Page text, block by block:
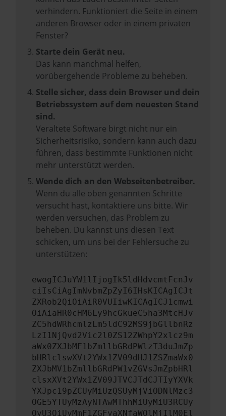
verhindern. Funktioniert die Seite in einem
anderen Browser oder in einem privaten
Fenster?
Starte dein Gerät neu.
Das kann manchmal helfen,
vorübergehende Probleme zu beheben.
Stelle sicher, dass dein Browser und dein
Betriebssystem auf dem neuesten Stand
sind.
Veraltete Software birgt nicht nur ein
Sicherheitsrisiko, sondern kann auch dazu
führen, dass bestimmte Funktionen nicht
mehr unterstützt werden.
Wende dich an den Webseitenbetreiber.
Wenn du alle oben genannten Schritte
versucht hast, kontaktiere uns bitte. Wir
werden versuchen, das Problem zu
beheben. Du kannst uns diesen Text
schicken, um uns bei der Fehlersuche zu
unterstützen:
ewogICJuYW1lIjogIk5ldHdvcmtFcnJv
ciIsCiAgImNvbmZpZyI6IHsKICAgICJt
ZXRob2QiOiAiR0VUIiwKICAgICJ1cmwi
OiAiaHR0cHM6Ly9hcGkueC5ha3MtcHJv
ZC5hdWRhcmlzLm5ldC92MS9jbGllbnRz
LzI1NjQvd2Vic2l0ZS12ZWhpY2xlcz9m
aWx0ZXJbMF1bZmllbGRdPWlzT3duJmZp
bHRlclswXVt2YWx1ZV09dHJ1ZSZmaWx0
ZXJbMV1bZmllbGRdPW1vZGVsJmZpbHRl
clsxXVt2YWx1ZV09JTVCJTdCJTIyYXVk
YXJpc19pZCUyMiUzQSUyMjViODNlMzc3
OGE5YTUyMzAyNTAwMThhMiUyMiU3RCUy
QyU3QiUyMmF1ZGFyaXNfaWQlMjIlM0El